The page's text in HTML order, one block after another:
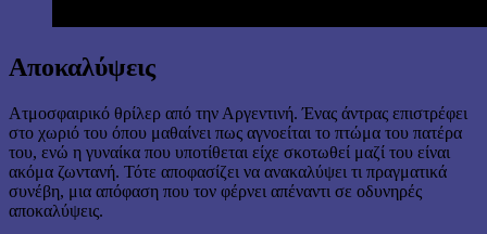
Αποκαλύψεις
Ατμοσφαιρικό θρίλερ από την Αργεντινή. Ένας άντρας επιστρέφει
στο χωριό του όπου μαθαίνει πως αγνοείται το πτώμα του πατέρα
του, ενώ η γυναίκα που υποτίθεται είχε σκοτωθεί μαζί του είναι
ακόμα ζωντανή. Τότε αποφασίζει να ανακαλύψει τι πραγματικά
συνέβη, μια απόφαση που τον φέρνει απέναντι σε οδυνηρές
αποκαλύψεις.